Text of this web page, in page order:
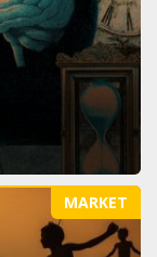
MARKET